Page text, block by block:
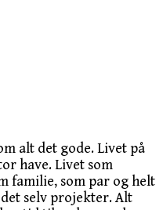
alt det gode. Livet på
have. Livet som
familie, som par og helt
selv projekter. Alt